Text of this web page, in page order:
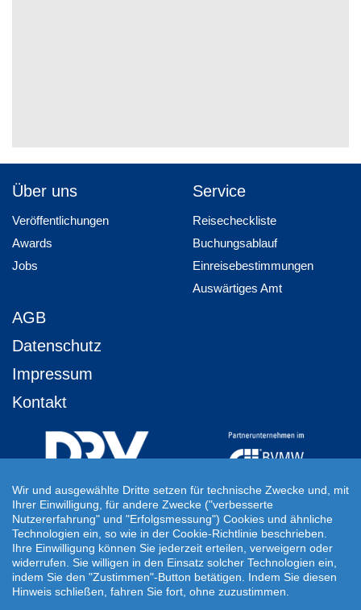
Über uns
Veröffentlichungen
Awards
Jobs
Service
Reisecheckliste
Buchungsablauf
Einreisebestimmungen
Auswärtiges Amt
AGB
Datenschutz
Impressum
Kontakt
Ihre Individuelle Reiseanfrage
Auf Ihre ganz persönlichen Vorstellungen abgestimmt!
Für Ihre individuellen Reisewünsche erstellen wir Ihnen gern ein
persönliches Angebot.
Wir und ausgewählte Dritte setzen für technische Zwecke und, mit
Ihrer Einwilligung, für andere Zwecke ("verbesserte
Nutzererfahrung" und "Erfolgsmessung") Cookies und ähnliche
Technologien ein, so wie in der Cookie-Richtlinie beschrieben.
Ihre Einwilligung können Sie jederzeit erteilen, verweigern oder
widerrufen. Sie willigen in den Einsatz solcher Technologien ein,
indem Sie den "Zustimmen"-Button betätigen. Indem Sie diesen
Hinweis schließen, fahren Sie fort, ohne zuzustimmen.